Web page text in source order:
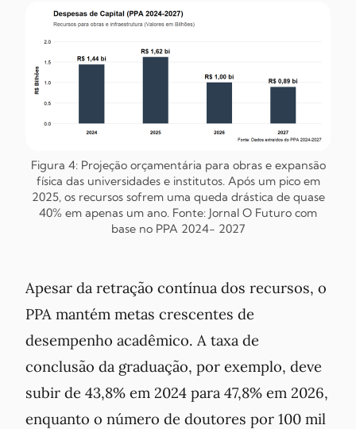
Figura 4: Projeção orçamentária para obras e expansão
física das universidades e institutos. Após um pico em
2025, os recursos sofrem uma queda drástica de quase
40% em apenas um ano. Fonte: Jornal O Futuro com
base no PPA 2024- 2027
Apesar da retração contínua dos recursos, o
PPA mantém metas crescentes de
desempenho acadêmico. A taxa de
conclusão da graduação, por exemplo, deve
subir de 43,8% em 2024 para 47,8% em 2026,
enquanto o número de doutores por 100 mil